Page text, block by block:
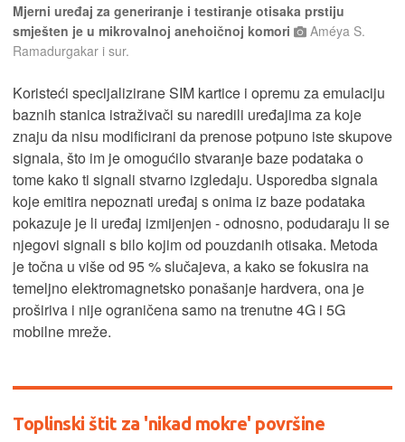
Mjerni uređaj za generiranje i testiranje otisaka prstiju
smješten je u mikrovalnoj anehoičnoj komori
Améya S.
Ramadurgakar i sur.
Koristeći specijalizirane SIM kartice i opremu za emulaciju
baznih stanica istraživači su naredili uređajima za koje
znaju da nisu modificirani da prenose potpuno iste skupove
signala, što im je omogućilo stvaranje baze podataka o
tome kako ti signali stvarno izgledaju. Usporedba signala
koje emitira nepoznati uređaj s onima iz baze podataka
pokazuje je li uređaj izmijenjen - odnosno, podudaraju li se
njegovi signali s bilo kojim od pouzdanih otisaka. Metoda
je točna u više od 95 % slučajeva, a kako se fokusira na
temeljno elektromagnetsko ponašanje hardvera, ona je
proširiva i nije ograničena samo na trenutne 4G i 5G
mobilne mreže.
Toplinski štit za 'nikad mokre' površine